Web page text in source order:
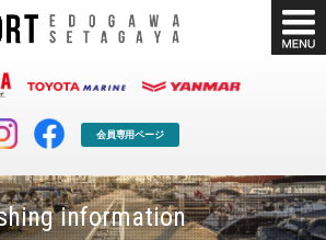
会員専用ページ
information